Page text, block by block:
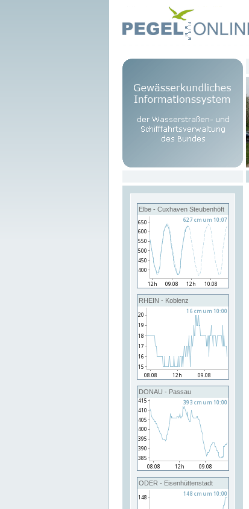
Elbe - Cuxhaven Steubenhöft
RHEIN - Koblenz
DONAU - Passau
ODER - Eisenhüttenstadt